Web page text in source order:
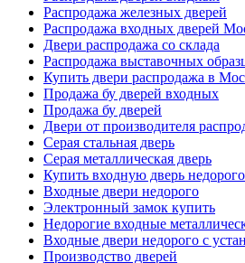
Распродажа железных дверей
Распродажа входных дверей
Двери распродажа со склада
Распродажа выставочных
Купить двери распродажа в
Продажа бу дверей входных
Продажа бу дверей
Двери от производителя
Серая стальная дверь
Серая металлическая дверь
Купить входную дверь недорого
Входные двери недорого
Электронный замок купить
Недорогие входные
Входные двери недорого с
Производство дверей